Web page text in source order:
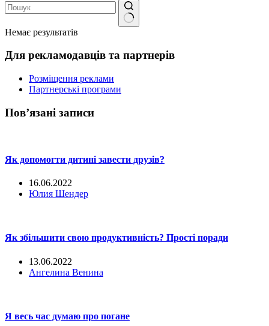
Немає результатів
Для рекламодавців та партнерів
Розміщення реклами
Партнерські програми
Пов’язані записи
Як допомогти дитині завести друзів?
16.06.2022
Юлия Шендер
Як збільшити свою продуктивність? Прості поради
13.06.2022
Ангелина Венина
Я весь час думаю про погане